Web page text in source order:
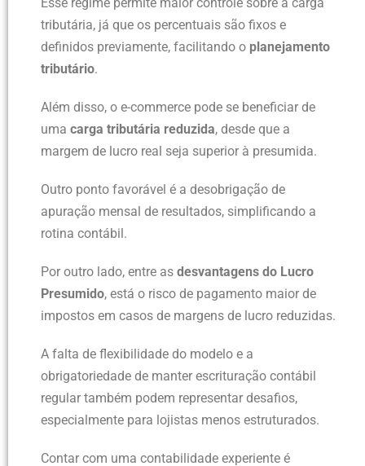
tributária, já que os percentuais são fixos e
definidos previamente, facilitando o planejamento
tributário.
Além disso, o e-commerce pode se beneficiar de
uma carga tributária reduzida, desde que a
margem de lucro real seja superior à presumida.
Outro ponto favorável é a desobrigação de
apuração mensal de resultados, simplificando a
rotina contábil.
Por outro lado, entre as desvantagens do Lucro
Presumido, está o risco de pagamento maior de
impostos em casos de margens de lucro reduzidas.
A falta de flexibilidade do modelo e a
obrigatoriedade de manter escrituração contábil
regular também podem representar desafios,
especialmente para lojistas menos estruturados.
Contar com uma contabilidade experiente é